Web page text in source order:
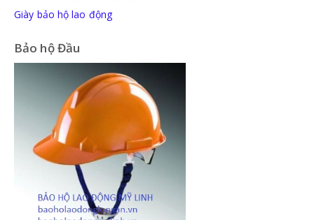
Giày bảo hộ lao động
Bảo hộ Đầu